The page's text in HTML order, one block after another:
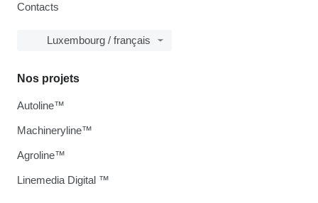
Contacts
Luxembourg / français
Nos projets
Autoline™
Machineryline™
Agroline™
Linemedia Digital ™